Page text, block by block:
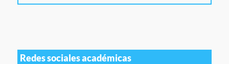
Redes sociales académicas